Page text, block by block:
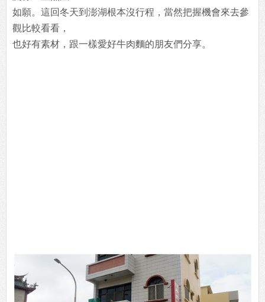
如願。這回冬天到澎湖根本沒行程，當然把握機會來去參
觀比較看看，
也好有素材，跟一樣愛好牛肉麵的朋友們分享。